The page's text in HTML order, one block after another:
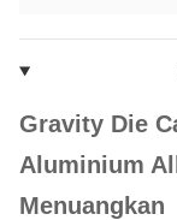
Gravity Die
Aluminium
Menuangkan